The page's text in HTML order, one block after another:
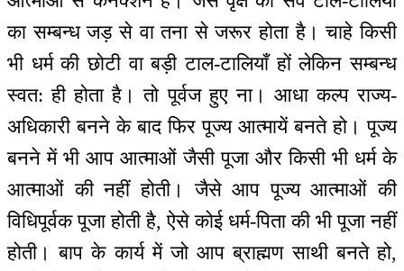
का सम्बन्ध जड़ से वा तना से जरूर होता है। चाहे किसी
भी धर्म की छोटी वा बड़ी टाल-टालियाँ हों लेकिन सम्बन्ध
स्वत: ही होता है। तो पूर्वज हुए ना। आधा कल्प राज्य-
अधिकारी बनने के बाद फिर पूज्य आत्मायें बनते हो। पूज्य
बनने में भी आप आत्माओं जैसी पूजा और किसी भी धर्म के
आत्माओं की नहीं होती। जैसे आप पूज्य आत्माओं की
विधिपूर्वक पूजा होती है, ऐसे कोई धर्म-पिता की भी पूजा नहीं
होती। बाप के कार्य में जो आप ब्राह्मण साथी बनते हो,